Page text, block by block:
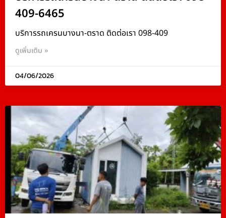
409-6465
บริการรถเครนบางนา-ตราด ติดต่อเรา 098-409
ดูเพิ่มเติม »
04/06/2026